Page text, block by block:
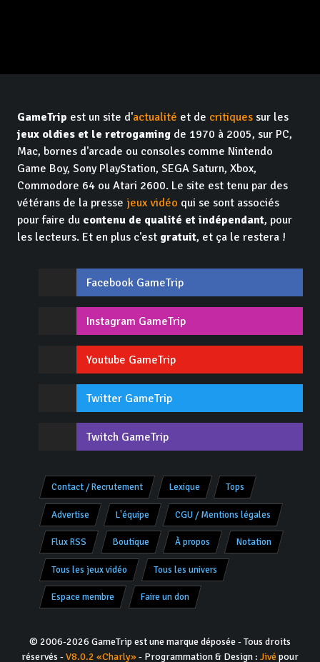
GameTrip est un site d'actualité et de critiques sur les
jeux oldies et le retrogaming de 1970 à 2005, sur PC,
Mac, bornes d'arcade ou consoles comme Nintendo
Game Boy, Sony PlayStation, SEGA Saturn, Xbox,
Commodore 64 ou Atari 2600. Le site est tenu par des
vétérans de la presse jeux vidéo qui se sont associés
pour faire du contenu de qualité et indépendant, pour
les lecteurs. Et en plus c'est gratuit, et ça le restera !
Facebook GameTrip
Instagram GameTrip
Youtube GameTrip
Twitter GameTrip
Twitch GameTrip
Contact / Recrutement Lexique Tops
Advertise L'équipe CGU / Mentions légales
Flux RSS Boutique À propos Notation
Tous les jeux vidéo Tous les univers
Espace membre Faire un don
© 2006-2026 GameTrip est une marque déposée - Tous droits
réservés -V8.0.2 «Charly»- Programmation & Design : Jivépour